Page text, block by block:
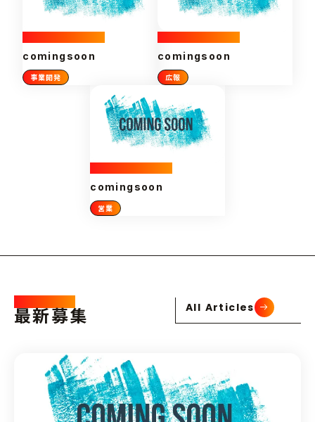
comingsoon
事業開発
comingsoon
広報
comingsoon
営業
Latest /
最新募集 All Articles